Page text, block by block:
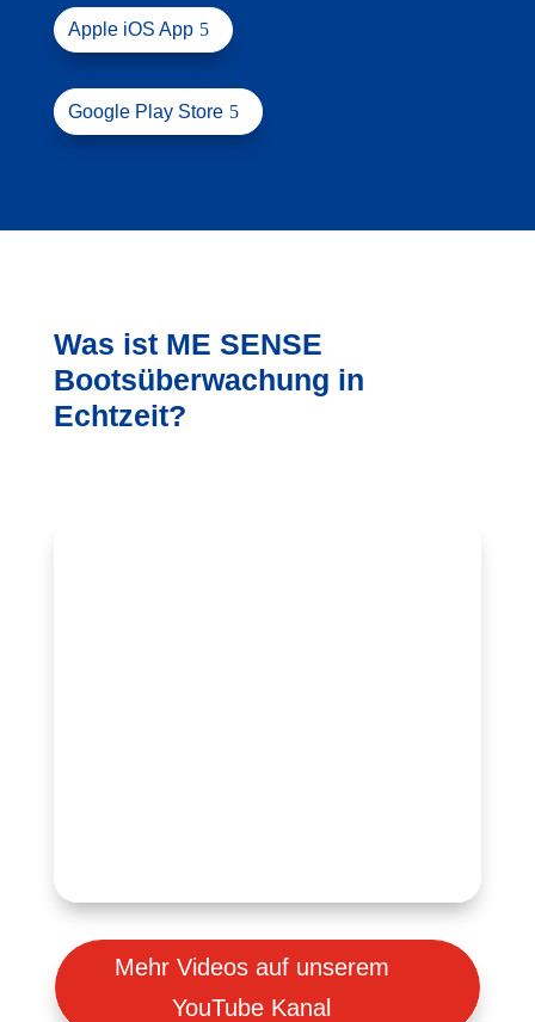
Apple iOS App
Google Play Store
Was ist ME SENSE
Bootsüberwachung in
Echtzeit?
Mehr Videos auf unserem
YouTube Kanal